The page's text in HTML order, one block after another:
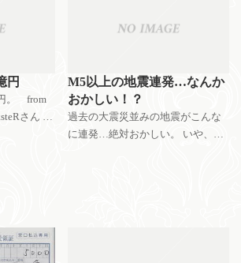
円
。 from
さん い
M5以上の地震連発…なんか
おかしい！？
過去の大震災並みの地震がこんな
に連発…絶対おかしい。 いや、笑